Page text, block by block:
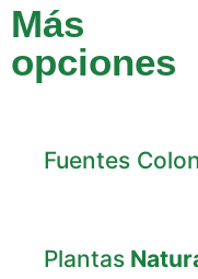
Más
opciones
Fuentes
Plantas